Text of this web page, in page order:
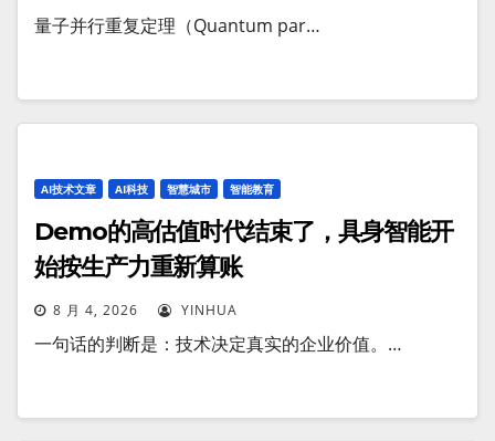
量子并行重复定理（Quantum par…
AI技术文章 AI科技 智慧城市 智能教育
Demo的高估值时代结束了，具身智能开
始按生产力重新算账
8 月 4, 2026 YINHUA
一句话的判断是：技术决定真实的企业价值。…